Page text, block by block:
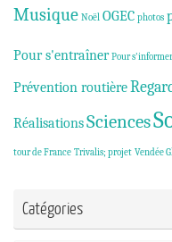
Musique Noël OGEC photos
Pour s'entraîner Pour s'informer
Prévention routière
RéalisationsSciences
tour de France Trivalis; projet Vendée
Catégories